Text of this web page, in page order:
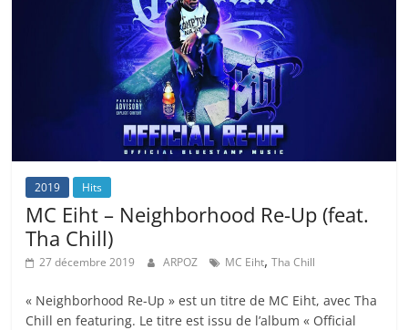
2019 Hits
MC Eiht – Neighborhood Re-Up (feat.
Tha Chill)
27 décembre 2019 ARPOZ MC Eiht,Tha Chill
« Neighborhood Re-Up » est un titre de MC Eiht, avec Tha
Chill en featuring. Le titre est issu de l’album « Official